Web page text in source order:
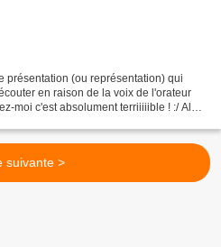
présentation (ou représentation) qui
en raison de la voix de l'orateur
moi c'est absolument terriiiiible ! :/ Alors
suivante >